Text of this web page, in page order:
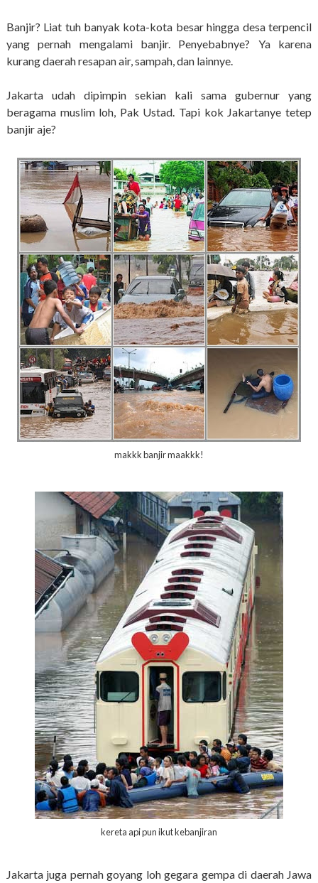
Banjir? Liat tuh banyak kota-kota besar hingga desa terpencil
yang pernah mengalami banjir. Penyebabnye? Ya karena
kurang daerah resapan air, sampah, dan lainnye.
Jakarta udah dipimpin sekian kali sama gubernur yang
beragama muslim loh, Pak Ustad. Tapi kok Jakartanye tetep
banjir aje?
makkk banjir maakkk!
kereta api pun ikut kebanjiran
Jakarta juga pernah goyang loh gegara gempa di daerah Jawa